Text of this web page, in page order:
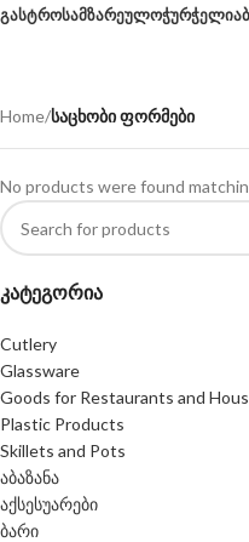
ᲒᲐᲡᲢᲠᲝᲡᲐᲛᲖᲐᲠᲔᲣᲚᲝᲭᲣᲠᲭᲔᲚᲘ
კატეგორია
Cutlery
Glassware
Goods for Restaurants and
Plastic Products
Skillets and Pots
აბაზანა
აქსესუარები
ბარი
Home/საცხობი ფორმები
No products were found